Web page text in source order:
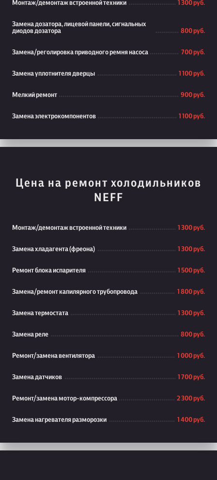
Монтаж/демонтаж встроенной техники 1 300 руб.
Замена дозатора, лицевой панели, сигнальных
диодов дозатора
800 руб.
Замена/реголировка приводного ремня насоса 700 руб.
Замена уплотнителя дверцы 1 100 руб.
Мелкий ремонт 900 руб.
Замена электрокомпонентов 1 100 руб.
Цена на ремонт холодильников
NEFF
Монтаж/демонтаж встроенной техники 1 300 руб.
Замена хладагента (фреона) 1 300 руб.
Ремонт блока испарителя 1 500 руб.
Замена/ремонт капилярного трубопровода 1 800 руб.
Замена термостата 1 300 руб.
Замена реле 800 руб.
Ремонт/замена вентилятора 1 000 руб.
Замена датчиков 1 700 руб.
Ремонт/замена мотор-компрессора 2 300 руб.
Замена нагревателя разморозки 1 400 руб.